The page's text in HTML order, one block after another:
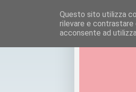
Questo sito utilizza
rilevare e contrastare
acconsente ad